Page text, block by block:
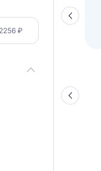
Стрелка
паллетоупаковщик
2000
Стрелка